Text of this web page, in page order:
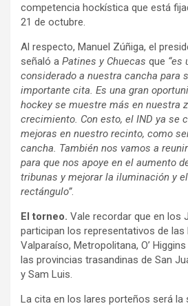
competencia hockística que está
21 de octubre.
Al respecto, Manuel Zúñiga, el
señaló a Patines y Chuecas que “es
considerado a nuestra cancha para
importante cita. Es una gran
hockey se muestre más en nuestra
crecimiento. Con esto, el IND ya se
mejoras en nuestro recinto, como
cancha. También nos vamos a
para que nos apoye en el aumento
tribunas y mejorar la iluminación y
rectángulo”.
El torneo. Vale recordar que en los
participan los representativos de las
Valparaíso, Metropolitana, O’
las provincias trasandinas de San
y Sam Luis.
La cita en los lares porteños será la